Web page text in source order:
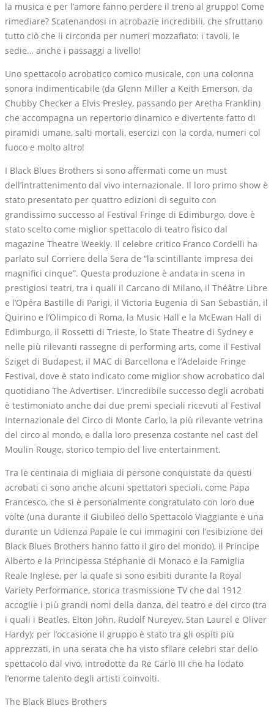
la musica e per l’amore fanno perdere il treno al gruppo! Come
rimediare? Scatenandosi in acrobazie incredibili, che sfruttano
tutto ciò che li circonda per numeri mozzafiato: i tavoli, le
sedie… anche i passaggi a livello!
Uno spettacolo acrobatico comico musicale, con una colonna
sonora indimenticabile (da Glenn Miller a Keith Emerson, da
Chubby Checker a Elvis Presley, passando per Aretha Franklin)
che accompagna un repertorio dinamico e divertente fatto di
piramidi umane, salti mortali, esercizi con la corda, numeri col
fuoco e molto altro!
I Black Blues Brothers si sono affermati come un must
dell’intrattenimento dal vivo internazionale. Il loro primo show è
stato presentato per quattro edizioni di seguito con
grandissimo successo al Festival Fringe di Edimburgo, dove è
stato scelto come miglior spettacolo di teatro fisico dal
magazine Theatre Weekly. Il celebre critico Franco Cordelli ha
parlato sul Corriere della Sera de “la scintillante impresa dei
magnifici cinque”. Questa produzione è andata in scena in
prestigiosi teatri, tra i quali il Carcano di Milano, il Théâtre Libre
e l’Opéra Bastille di Parigi, il Victoria Eugenia di San Sebastián, il
Quirino e l’Olimpico di Roma, la Music Hall e la McEwan Hall di
Edimburgo, il Rossetti di Trieste, lo State Theatre di Sydney e
nelle più rilevanti rassegne di performing arts, come il Festival
Sziget di Budapest, il MAC di Barcellona e l’Adelaide Fringe
Festival, dove è stato indicato come miglior show acrobatico dal
quotidiano The Advertiser. L’incredibile successo degli acrobati
è testimoniato anche dai due premi speciali ricevuti al Festival
Internazionale del Circo di Monte Carlo, la più rilevante vetrina
del circo al mondo, e dalla loro presenza costante nel cast del
Moulin Rouge, storico tempio del live entertainment.
Tra le centinaia di migliaia di persone conquistate da questi
acrobati ci sono anche alcuni spettatori speciali, come Papa
Francesco, che si è personalmente congratulato con loro due
volte (una durante il Giubileo dello Spettacolo Viaggiante e una
durante un Udienza Papale le cui immagini con l’esibizione dei
Black Blues Brothers hanno fatto il giro del mondo), il Principe
Alberto e la Principessa Stéphanie di Monaco e la Famiglia
Reale Inglese, per la quale si sono esibiti durante la Royal
Variety Performance, storica trasmissione TV che dal 1912
accoglie i più grandi nomi della danza, del teatro e del circo (tra
i quali i Beatles, Elton John, Rudolf Nureyev, Stan Laurel e Oliver
Hardy); per l’occasione il gruppo è stato tra gli ospiti più
apprezzati, in una serata che ha visto sfilare celebri star dello
spettacolo dal vivo, introdotte da Re Carlo III che ha lodato
l’enorme talento degli artisti coinvolti.
The Black Blues Brothers